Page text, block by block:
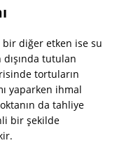
bir diğer etken ise su
tutulan
tortuların
yaparken ihmal
da tahliye
bir şekilde